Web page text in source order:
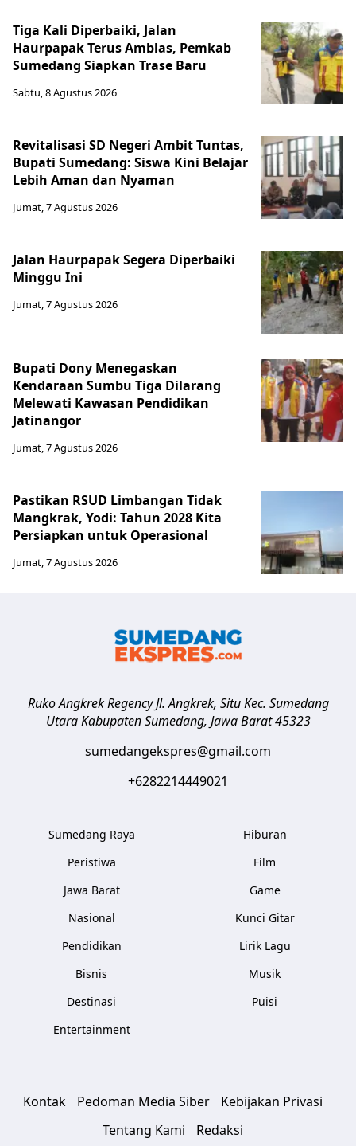
Tiga Kali Diperbaiki, Jalan
Haurpapak Terus Amblas, Pemkab
Sumedang Siapkan Trase Baru
Sabtu, 8 Agustus 2026
Revitalisasi SD Negeri Ambit Tuntas,
Bupati Sumedang: Siswa Kini Belajar
Lebih Aman dan Nyaman
Jumat, 7 Agustus 2026
Jalan Haurpapak Segera Diperbaiki
Minggu Ini
Jumat, 7 Agustus 2026
Bupati Dony Menegaskan
Kendaraan Sumbu Tiga Dilarang
Melewati Kawasan Pendidikan
Jatinangor
Jumat, 7 Agustus 2026
Pastikan RSUD Limbangan Tidak
Mangkrak, Yodi: Tahun 2028 Kita
Persiapkan untuk Operasional
Jumat, 7 Agustus 2026
Ruko Angkrek Regency Jl. Angkrek, Situ Kec. Sumedang
Utara Kabupaten Sumedang, Jawa Barat 45323
sumedangekspres@gmail.com
+6282214449021
Sumedang Raya
Peristiwa
Jawa Barat
Nasional
Pendidikan
Bisnis
Destinasi
Entertainment
Hiburan
Film
Game
Kunci Gitar
Lirik Lagu
Musik
Puisi
Kontak Pedoman Media Siber
Kebijakan Privasi
Tentang Kami
Redaksi